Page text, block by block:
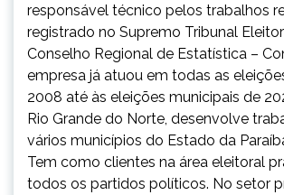
responsável técnico pelos trabalhos
registrado no Supremo Tribunal
Conselho Regional de Estatística –
empresa já atuou em todas as
2008 até às eleições municipais de
Rio Grande do Norte, desenvolve
vários municípios do Estado da
Tem como clientes na área eleitoral
todos os partidos políticos. No setor